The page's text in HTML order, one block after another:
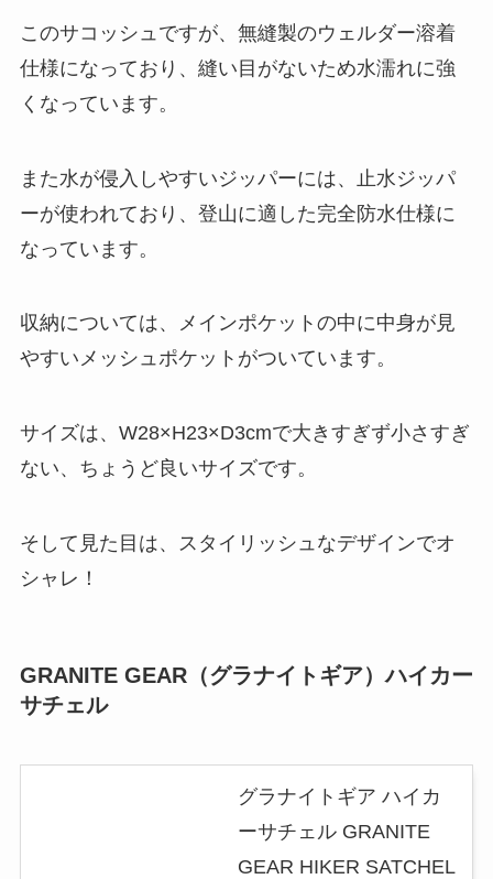
このサコッシュですが、無縫製のウェルダー溶着
仕様になっており、縫い目がないため水濡れに強
くなっています。
また水が侵入しやすいジッパーには、止水ジッパ
ーが使われており、登山に適した完全防水仕様に
なっています。
収納については、メインポケットの中に中身が見
やすいメッシュポケットがついています。
サイズは、W28×H23×D3cmで大きすぎず小さすぎ
ない、ちょうど良いサイズです。
そして見た目は、スタイリッシュなデザインでオ
シャレ！
GRANITE GEAR（グラナイトギア）ハイカー
サチェル
グラナイトギア ハイカ
ーサチェル GRANITE
GEAR HIKER SATCHEL